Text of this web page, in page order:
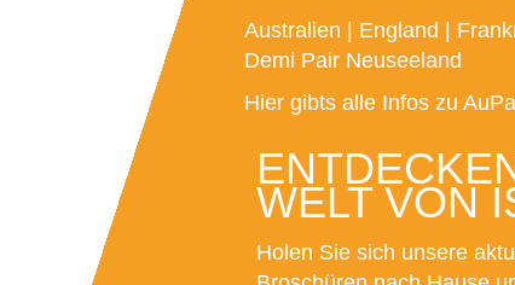
Australien England
Demi Pair Neuseeland
Hier gibts alle Infos zu
WELT VON
Holen Sie sich unsere